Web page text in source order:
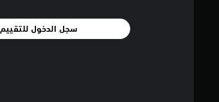
سجل الدخول للتقييم